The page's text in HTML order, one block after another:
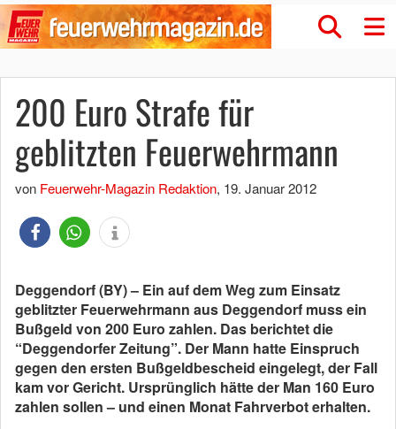
200 Euro Strafe für
geblitzten Feuerwehrmann
von Feuerwehr-Magazin Redaktion, 19. Januar 2012
Deggendorf (BY) – Ein auf dem Weg zum Einsatz
geblitzter Feuerwehrmann aus Deggendorf muss ein
Bußgeld von 200 Euro zahlen. Das berichtet die
“Deggendorfer Zeitung”. Der Mann hatte Einspruch
gegen den ersten Bußgeldbescheid eingelegt, der Fall
kam vor Gericht. Ursprünglich hätte der Man 160 Euro
zahlen sollen – und einen Monat Fahrverbot erhalten.